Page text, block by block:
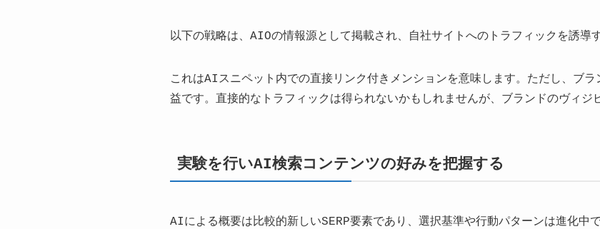
以下の戦略は、AIOの情報源として掲載され、自社サイトへのトラフィックを誘導
これはAIスニペット内での直接リンク付きメンションを意味します。ただし、ブ
益です。直接的なトラフィックは得られないかもしれませんが、ブランドのヴィジ
実験を行いAI検索コンテンツの好みを把握する
AIによる概要は比較的新しいSERP要素であり、選択基準や行動パターンは進化中